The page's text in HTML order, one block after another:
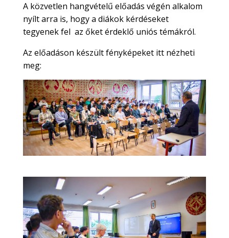
A közvetlen hangvételű előadás végén alkalom
nyílt arra is, hogy a diákok kérdéseket
tegyenek fel az őket érdeklő uniós témákról.
Az előadáson készült fényképeket itt nézheti
meg: